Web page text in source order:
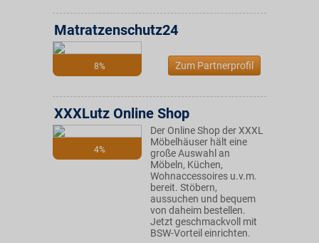
8%
Matratzenschutz24
Zum Partnerprofil
4%
XXXLutz Online Shop
Der Online Shop der XXXL
Möbelhäuser hält eine
große Auswahl an
Möbeln, Küchen,
Wohnaccessoires u.v.m.
bereit. Stöbern,
aussuchen und bequem
von daheim bestellen.
Jetzt geschmackvoll mit
BSW-Vorteil einrichten.